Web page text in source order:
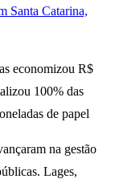
Santa Catarina,
economizou R$
100% das
de papel
na gestão
Lages,